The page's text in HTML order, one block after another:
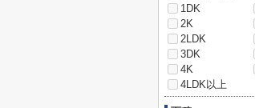
1DK
2K
2LDK
3DK
4K
4LDK以上